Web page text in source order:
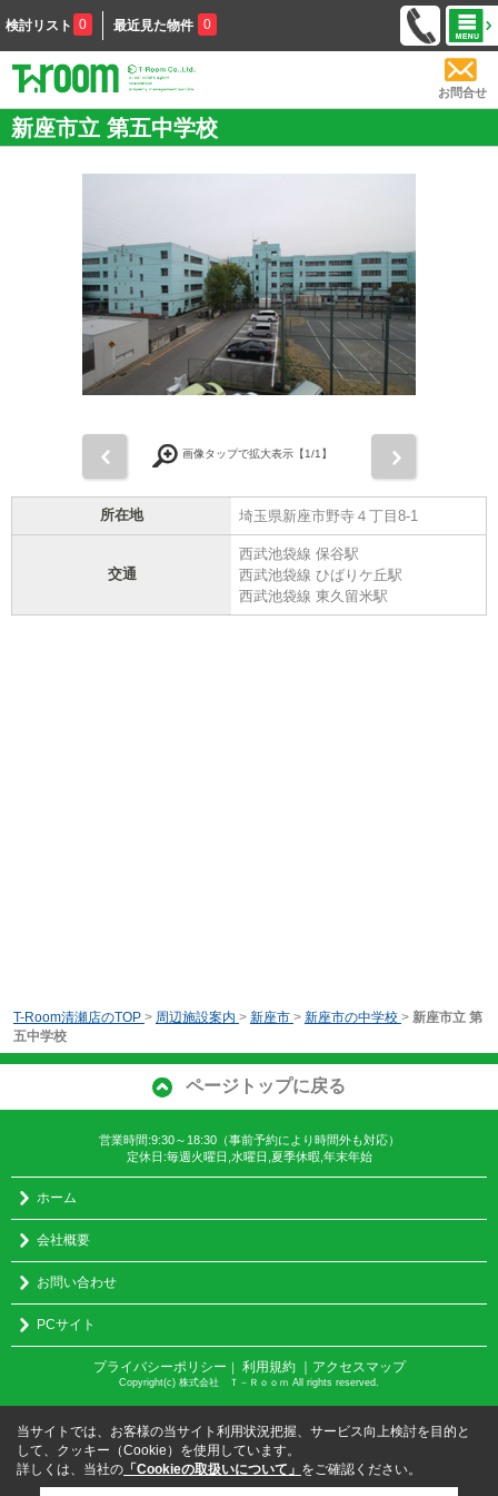
検討リスト 0 最近見た物件 0
お問合せ
新座市立 第五中学校
画像タップで拡大表示【1/1】
所在地 埼玉県新座市野寺４丁目8-1
交通
西武池袋線 保谷駅
西武池袋線 ひばりケ丘駅
西武池袋線 東久留米駅
T-Room清瀬店のTOP > 周辺施設案内 > 新座市 > 新座市の中学校 > 新座市立 第
五中学校
ページトップに戻る
営業時間:9:30～18:30（事前予約により時間外も対応）
定休日:毎週火曜日,水曜日,夏季休暇,年末年始
ホーム
会社概要
お問い合わせ
PCサイト
プライバシーポリシー ｜ 利用規約 ｜アクセスマップ
Copyright(c) 株式会社 Ｔ－Ｒｏｏｍ All rights reserved.
当サイトでは、お客様の当サイト利用状況把握、サービス向上検討を目的と
して、クッキー（Cookie）を使用しています。
詳しくは、当社の 「Cookieの取扱いについて」 をご確認ください。